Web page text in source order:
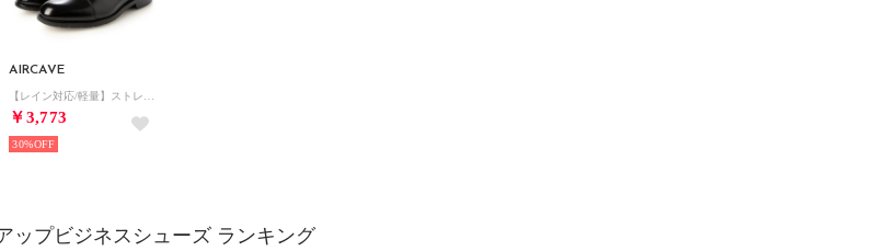
AIRCAVE
￥3,773
30%
ップビジネスシューズ ランキング